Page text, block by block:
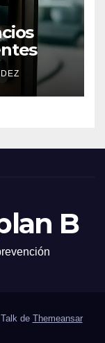
B
de Themeansar